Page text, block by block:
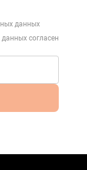
данных
согласен